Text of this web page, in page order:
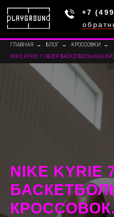
+7 (499) 490-09-
обратный звонок
ГЛАВНАЯ → БЛОГ → КРОССОВКИ →
NIKE KYRIE 7. ОБЗОР БАСКЕТБОЛЬНЫХ
NIKE KYRIE